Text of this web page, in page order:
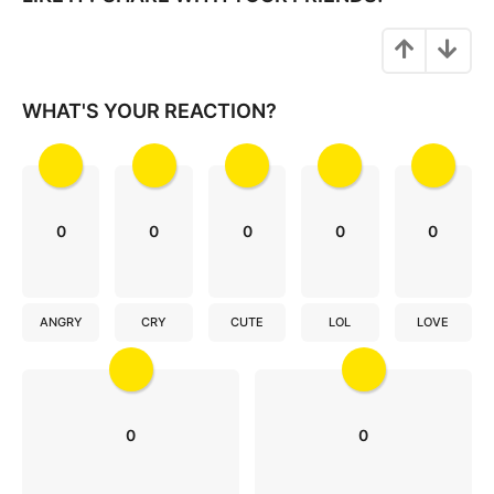
i
WHAT'S YOUR REACTION?
0
ANGRY
0
CRY
0
CUTE
0
LOL
0
LOVE
0 0